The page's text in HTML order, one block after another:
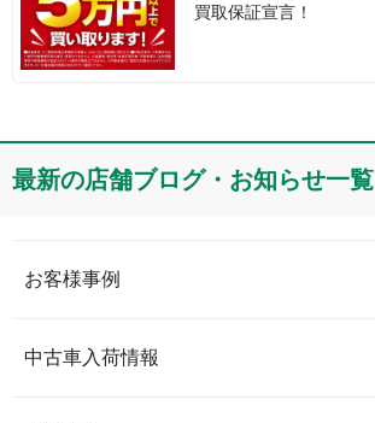
買取保証宣言！
最新の店舗ブログ・お知らせ一覧
お客様事例
中古車入荷情報